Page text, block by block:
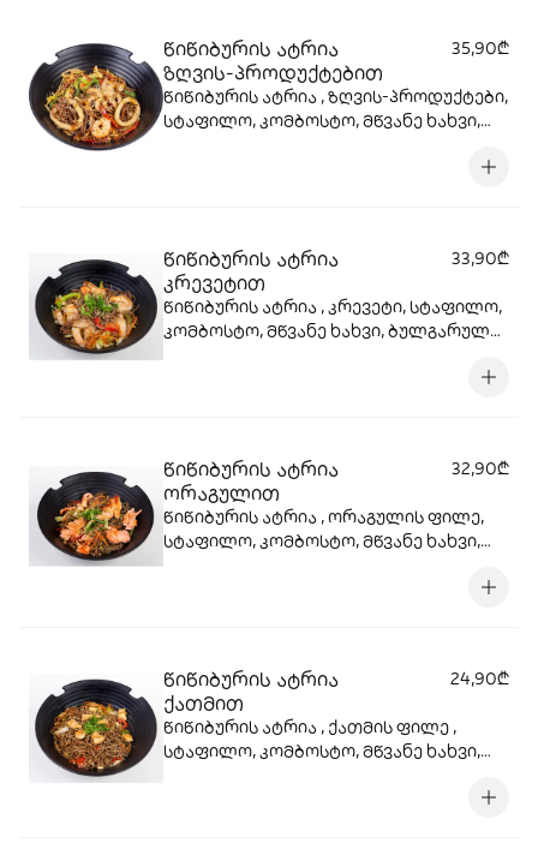
წიწიბურის ატრია
ზღვის-პროდუქტებით
35,90₾
წიწიბურის ატრია , ზღვის-პროდუქტები,
სტაფილო, კომბოსტო, მწვანე ხახვი,
სოუსი, სეზამის მარცვლები , ტერიაკის
წიწიბურის ატრია
კრევეტით
33,90₾
წიწიბურის ატრია , კრევეტი, სტაფილო,
კომბოსტო, მწვანე ხახვი, ბულგარული,
წიწიბურის ატრია
ორაგულით
32,90₾
წიწიბურის ატრია , ორაგულის ფილე,
სტაფილო, კომბოსტო, მწვანე ხახვი,
სოუსი, სეზამის მარცვლები , ტერიაკის
წიწიბურის ატრია
ქათმით
24,90₾
წიწიბურის ატრია , ქათმის ფილე ,
სტაფილო, კომბოსტო, მწვანე ხახვი,
სოუსი, სეზამის მარცვლები , ტერიაკის